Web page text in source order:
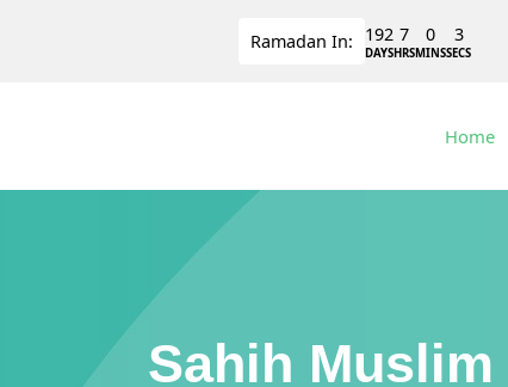
Ramadan In: 192
DAYS
7
HRS
0
MINS
3
SECS
Home
Sahih Muslim